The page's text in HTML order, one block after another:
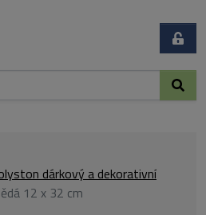
dárkový a dekorativní
12 x 32 cm